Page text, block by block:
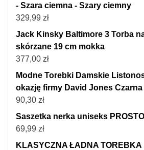
- Szara ciemna - Szary ciemny
329,99 zł
Jack Kinsky Baltimore 3 Torba
skórzane 19 cm mokka
377,00 zł
Modne Torebki Damskie
okazję firmy David Jones
90,30 zł
Saszetka nerka uniseks
69,99 zł
KLASYCZNA ŁADNA TOREBKA